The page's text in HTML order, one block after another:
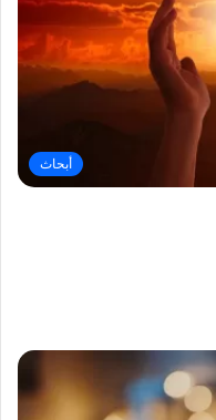
أبحاث